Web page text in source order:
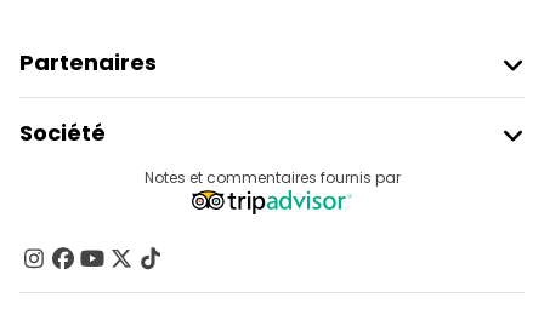
Partenaires
Connexion Du Fournisseur
Programme D’affiliation
Société
Contactez-Nous
Groupes
Notes et commentaires fournis par